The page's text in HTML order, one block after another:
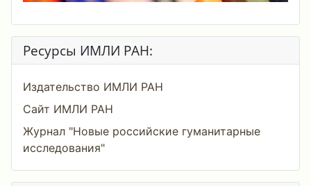
Ресурсы ИМЛИ РАН:
Издательство ИМЛИ РАН
Сайт ИМЛИ РАН
Журнал "Новые российские гуманитарные
исследования"